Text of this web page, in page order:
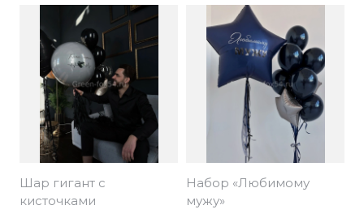
Шар гигант с
кисточками
Набор «Любимому
мужу»